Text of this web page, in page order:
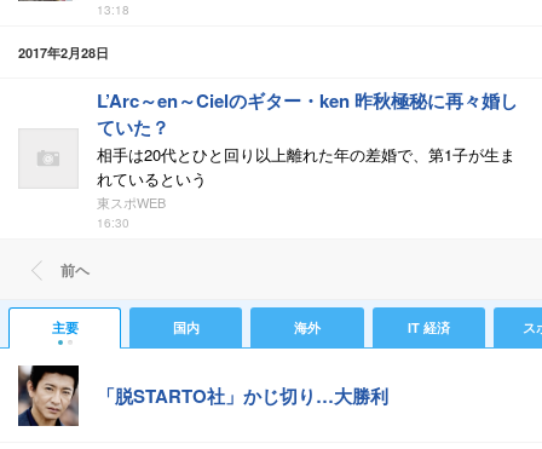
13:18
2017年2月28日
L’Arc～en～Cielのギター・ken 昨秋極秘に再々婚し
ていた？
相手は20代とひと回り以上離れた年の差婚で、第1子が生ま
れているという
東スポWEB
16:30
前ヘ
主要 国内 海外 IT 経済 ス
「脱STARTO社」かじ切り…大勝利